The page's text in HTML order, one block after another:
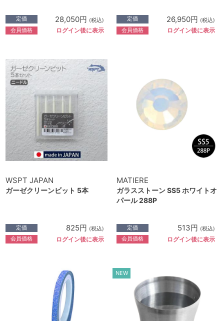
定価 28,050円 (税込)
会員価格 ログイン後に表示
定価 26,950円 (税込)
会員価格 ログイン後に表示
WSPT JAPAN
ガーゼクリーンビット 5本
定価 825円 (税込)
会員価格 ログイン後に表示
MATIERE
ガラスストーン SS5 ホワイトオ
パール 288P
定価 513円 (税込)
会員価格 ログイン後に表示
NEW